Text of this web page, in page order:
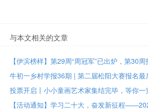
与本文相关的文章
【伊滨榜样】第29周“周冠军”已出炉，第30周
投票开启丨小小童画艺术家集结完毕，等你一